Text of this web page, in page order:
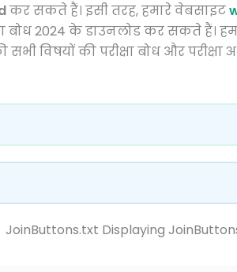
कर सकते हैं। इसी तरह, हमारे वेबसाइट
बोध 2024 के डाउनलोड कर सकते हैं।
सभी विषयों की परीक्षा बोध और
JoinButtons.txt Displaying